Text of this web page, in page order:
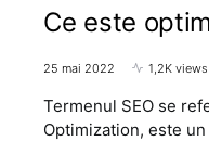
Ce este
25 mai 2022 1,2K views
Termenul SEO se
Optimization, este